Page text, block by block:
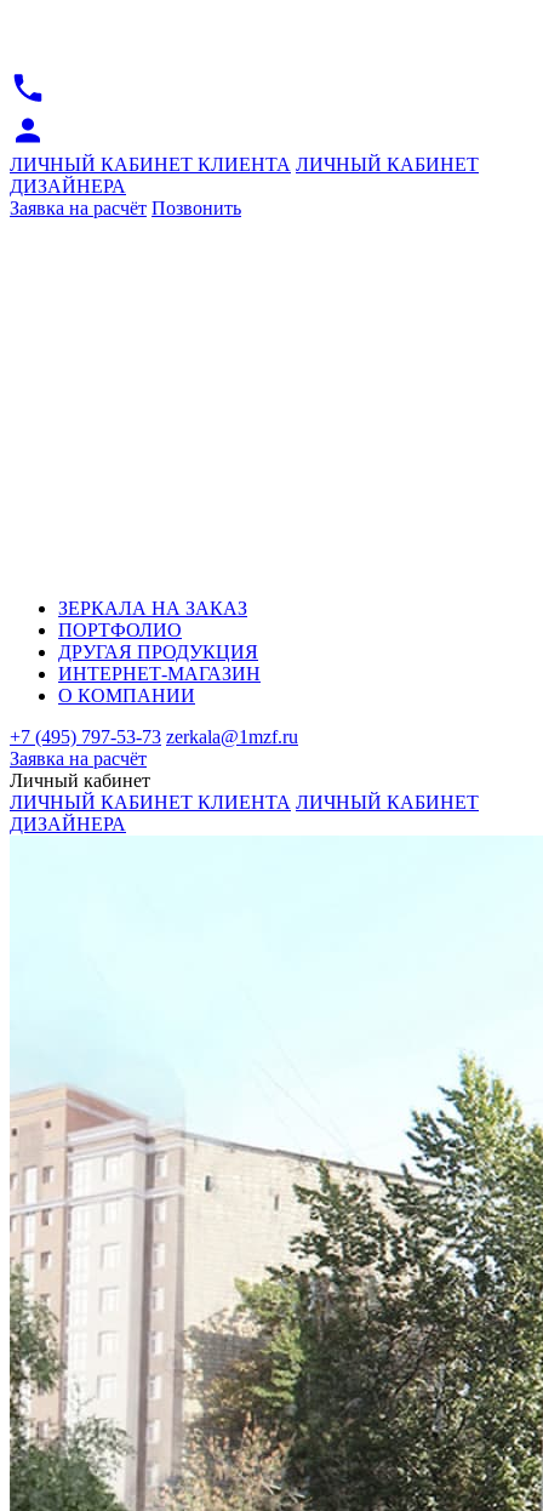
ЛИЧНЫЙ КАБИНЕТ КЛИЕНТА ЛИЧНЫЙ КАБИНЕТ
ДИЗАЙНЕРА
Заявка на расчёт Позвонить
ЗЕРКАЛА НА ЗАКАЗ
ПОРТФОЛИО
ДРУГАЯ ПРОДУКЦИЯ
ИНТЕРНЕТ-МАГАЗИН
О КОМПАНИИ
+7 (495) 797-53-73 zerkala@1mzf.ru
Заявка на расчёт
Личный кабинет
ЛИЧНЫЙ КАБИНЕТ КЛИЕНТА ЛИЧНЫЙ КАБИНЕТ
ДИЗАЙНЕРА